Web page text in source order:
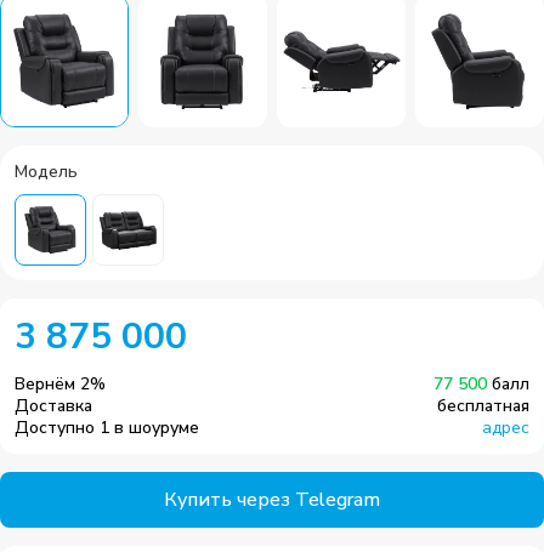
3 875 000
Вернём 2% 77 500 балл
Доставка
бесплатная
Доступно 1 в шоуруме
адрес
Купить через Telegram
Модель